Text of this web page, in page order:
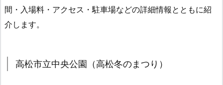
間・入場料・アクセス・駐車場などの詳細情報とともに紹
介します。
高松市立中央公園（高松冬のまつり）